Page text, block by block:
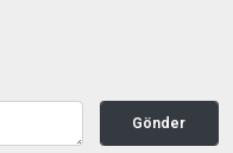
Gönder